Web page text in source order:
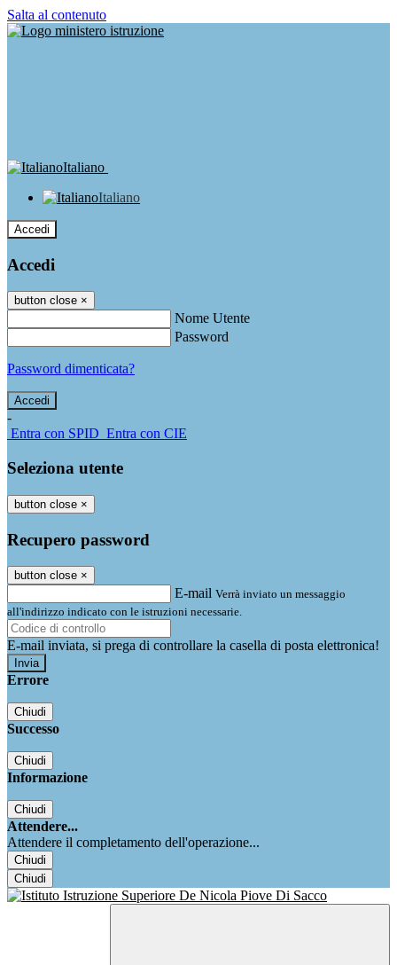
Salta al contenuto
Italiano
Italiano
Accedi
Accedi
button close ×
Nome Utente
Password
Password dimenticata?
-
Entra con SPID Entra con CIE
Seleziona utente
button close ×
Recupero password
button close ×
E-mail Verrà inviato un messaggio
all'indirizzo indicato con le istruzioni necessarie.
E-mail inviata, si prega di controllare la casella di posta elettronica!
Errore
Chiudi
Successo
Chiudi
Informazione
Chiudi
Attendere...
Attendere il completamento dell'operazione...
Chiudi
Chiudi